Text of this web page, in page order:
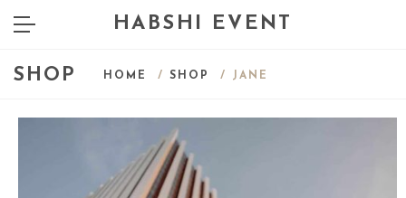
HABSHI EVENT
SHOP HOME / SHOP / JANE